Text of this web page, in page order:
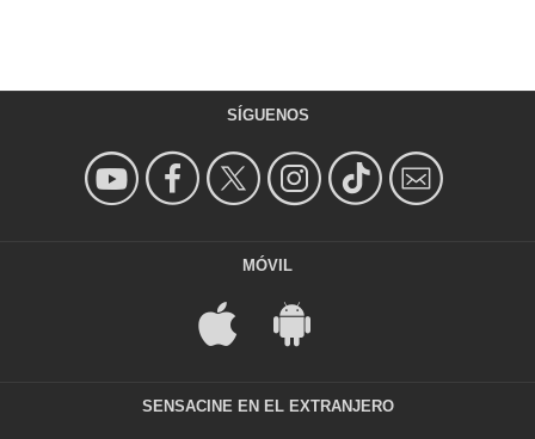
SÍGUENOS
MÓVIL
SENSACINE EN EL EXTRANJERO